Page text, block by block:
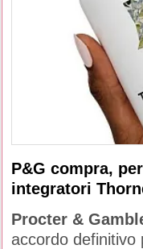
P&G compra,
integratori
Procter &
accordo definitivo